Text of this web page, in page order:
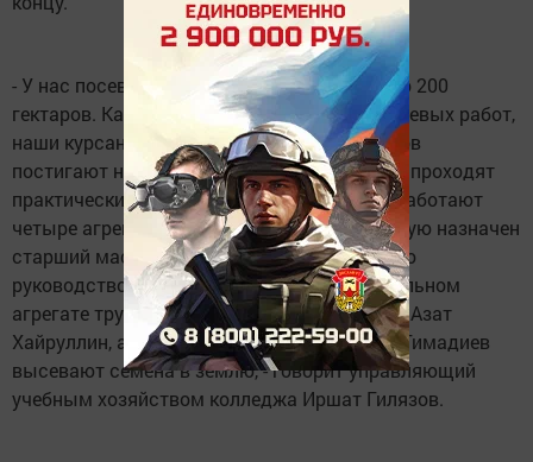
- У нас посевные площади небольшие, всего 200
гектаров. Каждый год в период весенне-полевых работ,
наши курсанты под началом своих мастеров
постигают науку земледелия, иначе говоря, проходят
практические занятия. В этом году в поле работают
четыре агрегата. Ответственным за посевную назначен
старший мастер Фарит Мутыгуллин. Под его
руководством, не зная устали, на бороновальном
агрегате трудятся мастера Фанис Зарипов, Азат
Хайруллин, а Хамис Габдулганиев и Халим Гимадиев
высевают семена в землю, - говорит управляющий
учебным хозяйством колледжа Иршат Гилязов.